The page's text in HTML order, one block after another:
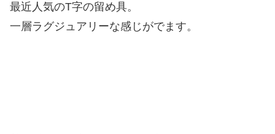
最近人気のT字の留め具。
一層ラグジュアリーな感じがでます。